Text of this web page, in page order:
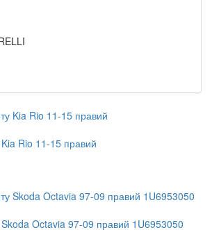
Rio 11-15 правий
Octavia 97-09 правий 1U6953050